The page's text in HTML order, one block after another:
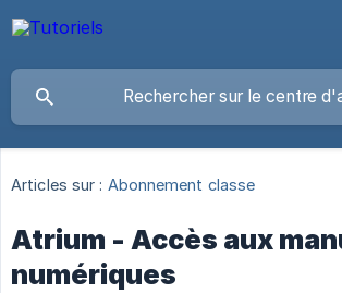
Articles sur : Abonnement classe
Atrium - Accès aux
numériques